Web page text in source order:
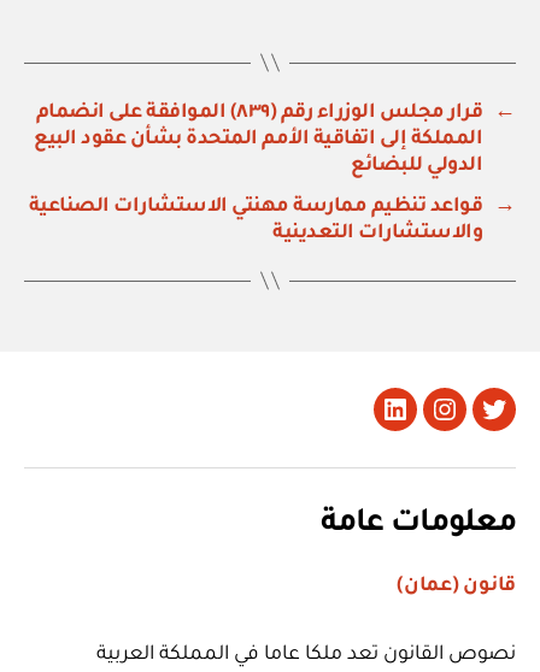
←
قرار مجلس الوزراء رقم (٨٣٩) الموافقة على انضمام
المملكة إلى اتفاقية الأمم المتحدة بشأن عقود البيع
الدولي للبضائع
→
قواعد تنظيم ممارسة مهنتي الاستشارات الصناعية
والاستشارات التعدينية
تويتر Instagram
LinkedIn
معلومات عامة
قانون (عمان)
نصوص القانون تعد ملكا عاما في المملكة العربية